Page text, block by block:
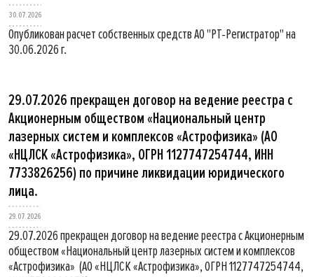
30.07.2026
Опубликован расчет собственных средств АО "РТ-Регистратор" на
30.06.2026 г.
29.07.2026 прекращен договор на ведение реестра с
Акционерным обществом «Национальный центр
лазерных систем и комплексов «Астрофизика» (АО
«НЦЛСК «Астрофизика», ОГРН 1127747254744, ИНН
7733826256) по причине ликвидации юридического
лица.
29.07.2026
29.07.2026 прекращен договор на ведение реестра с Акционерным
обществом «Национальный центр лазерных систем и комплексов
«Астрофизика» (АО «НЦЛСК «Астрофизика», ОГРН 1127747254744,